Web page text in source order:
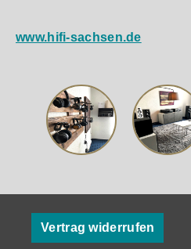
www.hifi-sachsen.de
Vertrag widerrufen